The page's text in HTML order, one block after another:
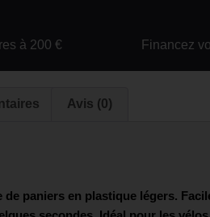
à 200 €
Financez
Avis (0)
de paniers en plastique légers.